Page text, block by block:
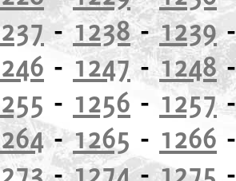
-1238-1239
- 1247-1248
- 1256 - 1257
-1265 - 1266
-1274-1275